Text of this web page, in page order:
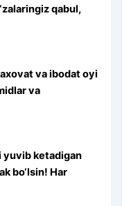
qabul,
va ibodat oyi
va
yuvib ketadigan
bo‘lsin! Har